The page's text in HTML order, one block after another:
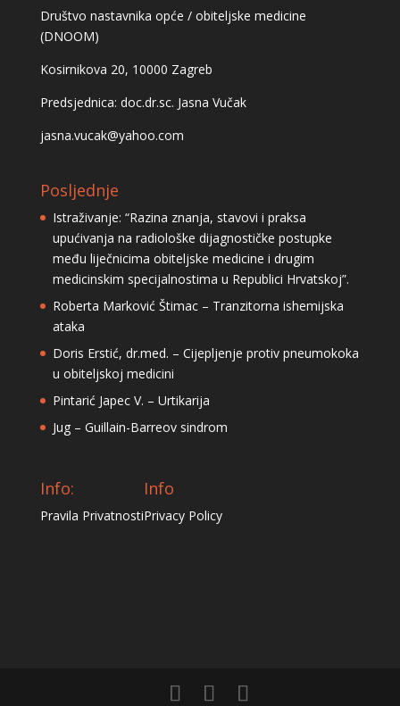
Društvo nastavnika opće / obiteljske medicine
(DNOOM)
Kosirnikova 20, 10000 Zagreb
Predsjednica: doc.dr.sc. Jasna Vučak
jasna.vucak@yahoo.com
Posljednje
Istraživanje: “Razina znanja, stavovi i praksa
upućivanja na radiološke dijagnostičke postupke
među liječnicima obiteljske medicine i drugim
medicinskim specijalnostima u Republici Hrvatskoj”.
Roberta Marković Štimac – Tranzitorna ishemijska
ataka
Doris Erstić, dr.med. – Cijepljenje protiv pneumokoka
u obiteljskoj medicini
Pintarić Japec V. – Urtikarija
Jug – Guillain-Barreov sindrom
Info:
Pravila Privatnosti
Info
Privacy Policy